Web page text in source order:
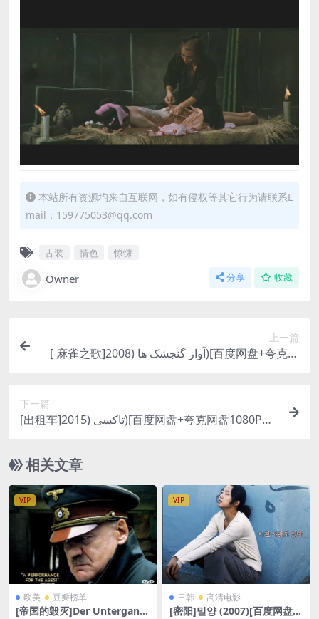
本站所有资源均来自互联网，如有侵权等其它行为请联系E
mail：159775053@qq.com
古装 情色 惊悚
Owner 分享 收藏
上一篇
[ 麻雀之歌]آواز گنجشک ها (2008)[百度网盘+夸克网
下一篇
[出租车]تاکسی (2015)[百度网盘+夸克网盘1080P超
文字幕]
相关文章
VIP
欧美 豆瓣榜单
[帝国的毁灭]Der Untergang
VIP
日韩 高清电影
[密阳]밀양 (2007)[百度网盘